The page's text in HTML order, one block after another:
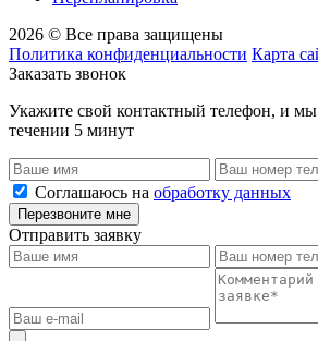
2026 © Все права защищены
Политика конфиденциальности Карта
Заказать звонок
Укажите свой контактный телефон, и
течении 5 минут
Соглашаюсь на обработку данных
Перезвоните мне
Отправить заявку